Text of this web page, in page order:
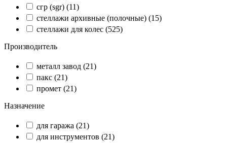
сгр (sgr) (11)
стеллажи архивные (полочные) (15)
стеллажи для колес (525)
Производитель
металл завод (21)
пакс (21)
промет (21)
Назначение
для гаража (21)
для инструментов (21)